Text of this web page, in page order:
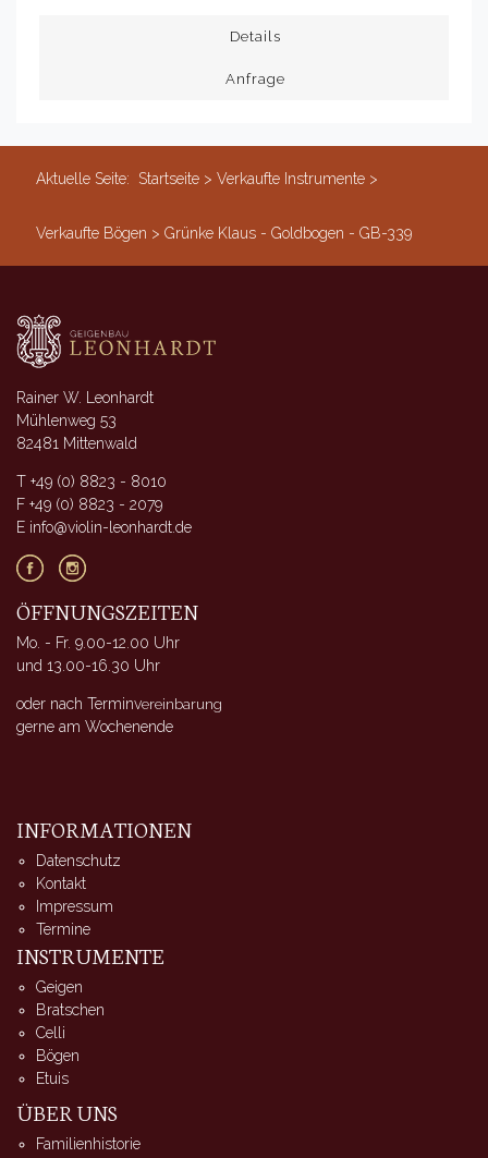
Details
Anfrage
Aktuelle Seite: Startseite > Verkaufte Instrumente >
Verkaufte Bögen > Grünke Klaus - Goldbogen - GB-339
Rainer W. Leonhardt
Mühlenweg 53
82481 Mittenwald
T +49 (0) 8823 - 8010
F +49 (0) 8823 - 2079
E info@violin-leonhardt.de
ÖFFNUNGSZEITEN
Mo. - Fr. 9.00-12.00 Uhr
und 13.00-16.30 Uhr
oder nach Terminvereinbarung
gerne am Wochenende
INFORMATIONEN
Datenschutz
Kontakt
Impressum
Termine
INSTRUMENTE
Geigen
Bratschen
Celli
Bögen
Etuis
ÜBER UNS
Familienhistorie